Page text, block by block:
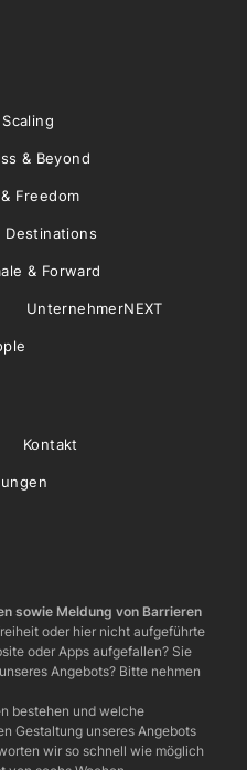
& Beyond
Freedom
Destinations
& Forward
UnternehmerNEXT
Kontakt
sowie Meldung von Barrieren
oder hier nicht aufgeführte
oder Apps aufgefallen? Sie
Angebots? Bitte nehmen
bestehen und welche
Gestaltung unseres Angebots
wir so schnell wie möglich